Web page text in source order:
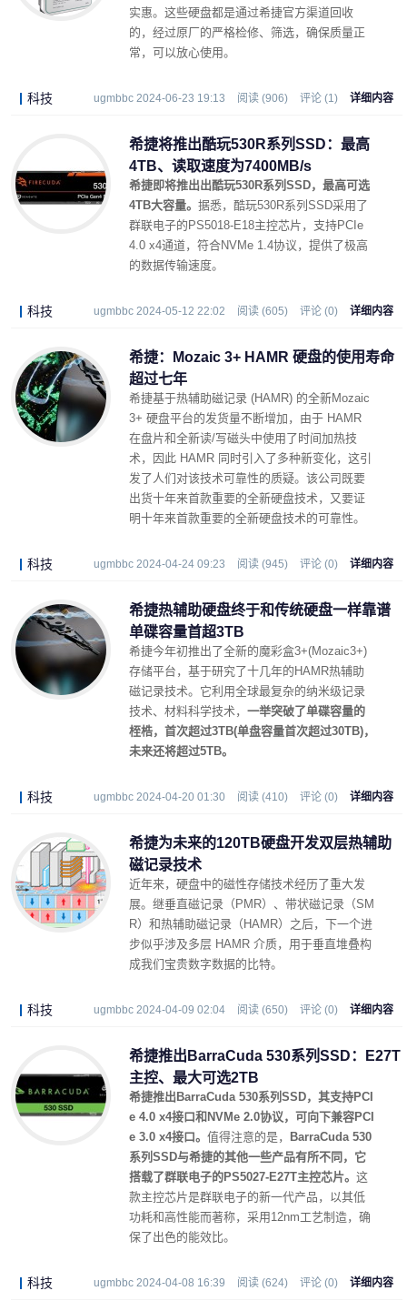
实惠。这些硬盘都是通过希捷官方渠道回收
的，经过原厂的严格检修、筛选，确保质量正
常，可以放心使用。
科技 ugmbbc 2024-06-23 19:13 阅读 (906) 评论 (1) 详细内容
希捷将推出酷玩530R系列SSD：最高
4TB、读取速度为7400MB/s
希捷即将推出出酷玩530R系列SSD，最高可选
4TB大容量。 据悉，酷玩530R系列SSD采用了
群联电子的PS5018-E18主控芯片，支持PCIe
4.0 x4通道，符合NVMe 1.4协议，提供了极高
的数据传输速度。
科技 ugmbbc 2024-05-12 22:02 阅读 (605) 评论 (0) 详细内容
希捷：Mozaic 3+ HAMR 硬盘的使用寿命
超过七年
希捷基于热辅助磁记录 (HAMR) 的全新Mozaic
3+ 硬盘平台的发货量不断增加，由于 HAMR
在盘片和全新读/写磁头中使用了时间加热技
术，因此 HAMR 同时引入了多种新变化，这引
发了人们对该技术可靠性的质疑。该公司既要
出货十年来首款重要的全新硬盘技术，又要证
明十年来首款重要的全新硬盘技术的可靠性。
科技 ugmbbc 2024-04-24 09:23 阅读 (945) 评论 (0) 详细内容
希捷热辅助硬盘终于和传统硬盘一样靠谱
单碟容量首超3TB
希捷今年初推出了全新的魔彩盒3+(Mozaic3+)
存储平台，基于研究了十几年的HAMR热辅助
磁记录技术。它利用全球最复杂的纳米级记录
技术、材料科学技术， 一举突破了单碟容量的
桎梏，首次超过3TB(单盘容量首次超过30TB)，
未来还将超过5TB。
科技 ugmbbc 2024-04-20 01:30 阅读 (410) 评论 (0) 详细内容
希捷为未来的120TB硬盘开发双层热辅助
磁记录技术
近年来，硬盘中的磁性存储技术经历了重大发
展。继垂直磁记录（PMR）、带状磁记录（SM
R）和热辅助磁记录（HAMR）之后，下一个进
步似乎涉及多层 HAMR 介质，用于垂直堆叠构
成我们宝贵数字数据的比特。
科技 ugmbbc 2024-04-09 02:04 阅读 (650) 评论 (0) 详细内容
希捷推出BarraCuda 530系列SSD：E27T
主控、最大可选2TB
希捷推出BarraCuda 530系列SSD，其支持PCI
e 4.0 x4接口和NVMe 2.0协议，可向下兼容PCI
e 3.0 x4接口。 值得注意的是，
BarraCuda 530
系列SSD与希捷的其他一些产品有所不同，它
搭载了群联电子的PS5027-E27T主控芯片。 这
款主控芯片是群联电子的新一代产品，以其低
功耗和高性能而著称，采用12nm工艺制造，确
保了出色的能效比。
科技 ugmbbc 2024-04-08 16:39 阅读 (624) 评论 (0) 详细内容